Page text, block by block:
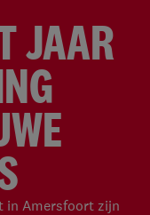
JAAR
in Amersfoort zijn